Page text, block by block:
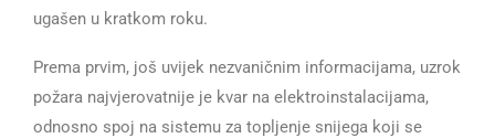
ugašen u kratkom roku.
Prema prvim, još uvijek nezvaničnim informacijama, uzrok
požara najvjerovatnije je kvar na elektroinstalacijama,
odnosno spoj na sistemu za topljenje snijega koji se